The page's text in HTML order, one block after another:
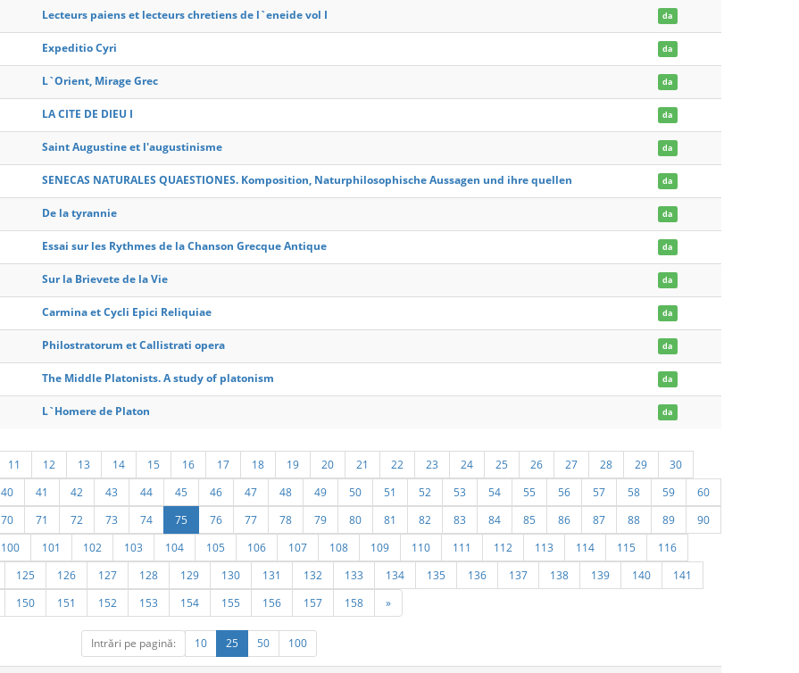
Lecteurs paiens et lecteurs chretiens de l`eneide vol I da
Expeditio Cyri da
L`Orient, Mirage Grec da
LA CITE DE DIEU I da
Saint Augustine et l'augustinisme da
SENECAS NATURALES QUAESTIONES. Komposition, Naturphilosophische Aussagen und ihre quellen da
De la tyrannie da
Essai sur les Rythmes de la Chanson Grecque Antique da
Sur la Brievete de la Vie da
Carmina et Cycli Epici Reliquiae da
Philostratorum et Callistrati opera da
The Middle Platonists. A study of platonism da
L`Homere de Platon da
11 12 13 14 15 16 17 18 19 20 21 22 23 24 25 26 27 28 29
30
40 41 42 43 44 45 46 47 48 49 50 51 52 53 54 55 56 57 58 59
60
70 71 72 73 74 75 76 77 78 79 80 81 82 83 84 85 86 87 88 89
90
100 101 102 103 104 105 106 107 108 109 110 111 112 113 114 115
116
125 126 127 128 129 130 131 132 133 134 135 136 137 138 139 140
141
150 151 152 153 154 155 156 157 158 »
Intrări pe pagină: 10 25 50 100